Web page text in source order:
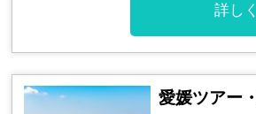
詳し
愛媛ツアー